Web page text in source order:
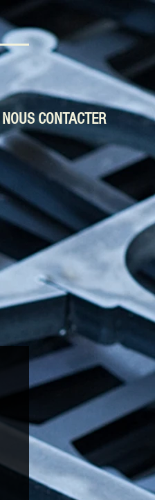
NOUS CONTACTER